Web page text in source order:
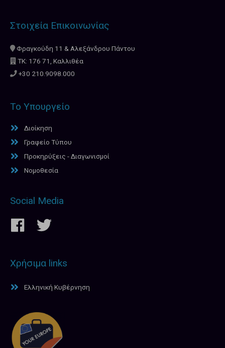
Στοιχεία Επικοινωνίας
Φραγκούδη 11 & Αλεξάνδρου Πάντου
ΤΚ: 176 71, Καλλιθέα
+30 210.9098.000
Το Υπουργείο
Διοίκηση
Γραφείο Τύπου
Προκηρύξεις - Διαγωνισμοί
Νομοθεσία
Social Media
Χρήσιμα links
Ελληνική Κυβέρνηση